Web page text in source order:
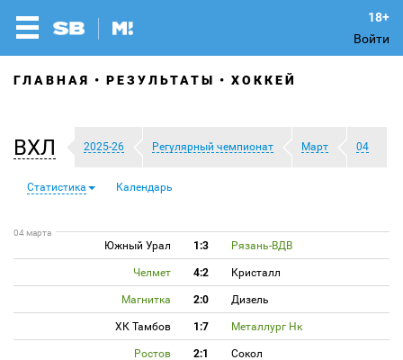
Войти
ГЛАВНАЯ РЕЗУЛЬТАТЫ ХОККЕЙ
ВХЛ 2025-26 Регулярный чемпионат Март 04
Статистика Календарь
04 марта
Южный Урал 1:3 Рязань-ВДВ
Челмет 4:2 Кристалл
Магнитка 2:0 Дизель
ХК Тамбов 1:7 Металлург Нк
Ростов 2:1 Сокол